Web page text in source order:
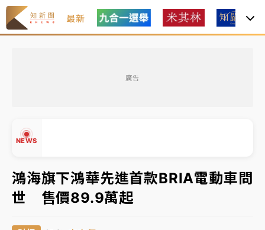
最新
廣告
NEWS
處置制度大變革！ 證交所今起縮短股票「關禁閉」天
數與撮合時間
才續任就飛美國大學面試 清大校長高為元致歉：機會
到來時引起我的好奇
白海豚颱風解除海警 西南風來了！4縣市大雨特報、各
鴻海旗下鴻華先進首款BRIA電動車問
世 售價89.9萬起